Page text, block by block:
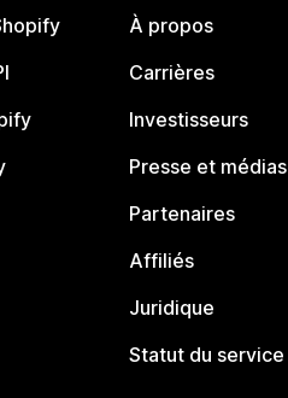
À propos
Carrières
Investisseurs
Presse et médias
Partenaires
Affiliés
Juridique
Statut du service